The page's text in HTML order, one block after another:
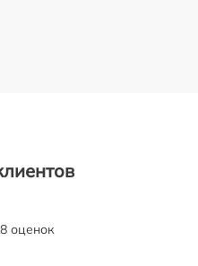
оценок